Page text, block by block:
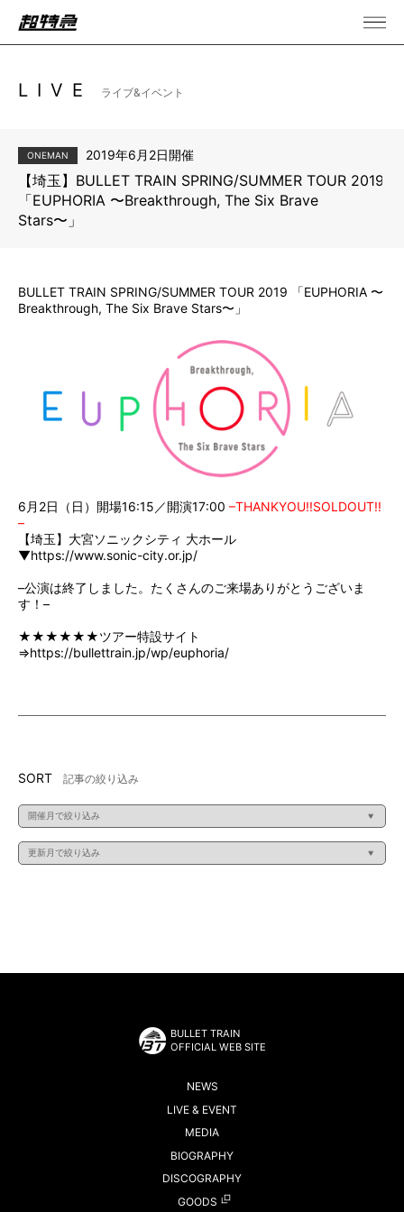
LIVE ライブ&イベント
ONEMAN 2019年6月2日開催
【埼玉】BULLET TRAIN SPRING/SUMMER TOUR 2019
「EUPHORIA 〜Breakthrough, The Six Brave
Stars〜」
BULLET TRAIN SPRING/SUMMER TOUR 2019 「EUPHORIA 〜
Breakthrough, The Six Brave Stars〜」
6月2日（日）開場16:15／開演17:00 –THANKYOU!!SOLDOUT!!
–
【埼玉】大宮ソニックシティ 大ホール
▼https://www.sonic-city.or.jp/
–公演は終了しました。たくさんのご来場ありがとうございま
す！–‬
★★★★★★ツアー特設サイト
⇒https://bullettrain.jp/wp/euphoria/
SORT 記事の絞り込み
BULLET TRAIN
OFFICIAL WEB SITE
NEWS
LIVE & EVENT
MEDIA
BIOGRAPHY
DISCOGRAPHY
GOODS